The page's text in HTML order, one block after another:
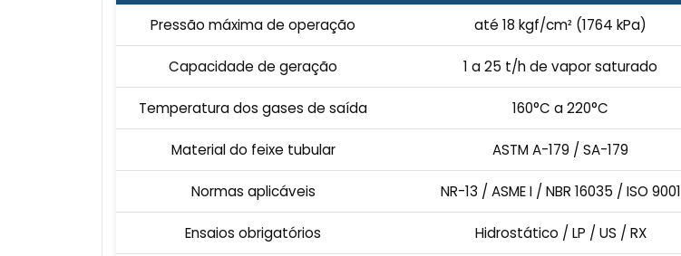
Pressão máxima de operação até 18 kgf/cm² (1764 kPa)
Capacidade de geração 1 a 25 t/h de vapor saturado
Temperatura dos gases de saída 160°C a 220°C
Material do feixe tubular ASTM A-179 / SA-179
Normas aplicáveis NR-13 / ASME I / NBR 16035 / ISO 9001
Ensaios obrigatórios Hidrostático / LP / US / RX